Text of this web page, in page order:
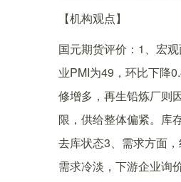
【机构观点】
国元期货评价：1、宏
业PMI为49，环比下降
修增多，再生铅炼厂则
限，供给整体偏紧。库
去库状态3、需求方面
需求冷淡，下游企业询